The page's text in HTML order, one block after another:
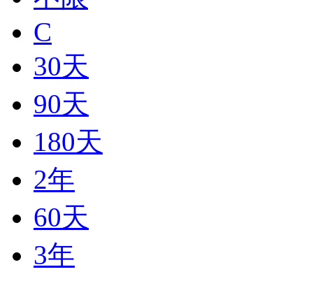
C
30天
90天
180天
2年
60天
3年